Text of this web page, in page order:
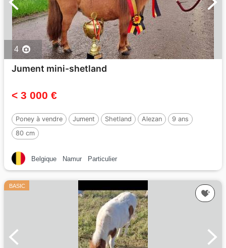
4
Jument mini-shetland
< 3 000 €
Poney à vendre Jument Shetland Alezan
9 ans
80 cm
Belgique Namur Particulier
BASIC